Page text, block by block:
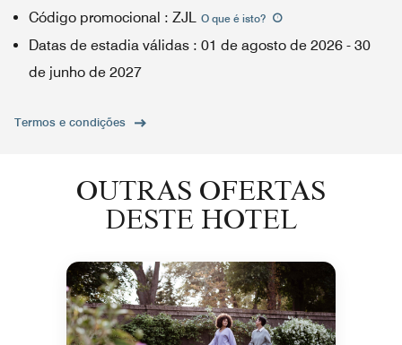
Código promocional : ZJL O que é isto?
Datas de estadia válidas : 01 de agosto de 2026 - 30
de junho de 2027
Termos e condições
OUTRAS OFERTAS
DESTE HOTEL